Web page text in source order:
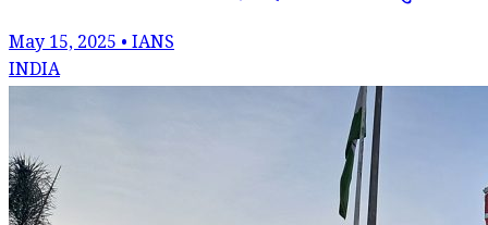
May 15, 2025 • IANS
INDIA